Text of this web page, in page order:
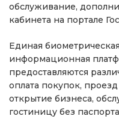
обслуживание,
кабинета на портале
Единая
информационная
предоставляются
оплата покупок,
открытие бизнеса,
гостиницу без